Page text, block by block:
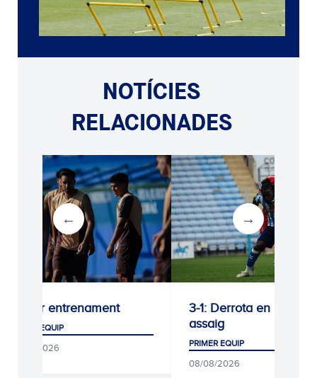
NOTÍCIES
RELACIONADES
Darrer entrenament
PRIMER EQUIP
09/08/2026
3-1: Derrota en l’últim
assaig
PRIMER EQUIP
08/08/2026